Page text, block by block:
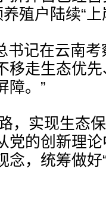
殖户陆续“上
书记在云南考
移走生态优
障。”
，实现生态
党的创新理
念，统筹做好